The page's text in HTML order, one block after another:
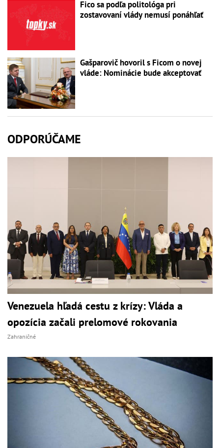
Fico sa podľa politológa pri
zostavovaní vlády nemusí ponáhľať
Gašparovič hovoril s Ficom o novej
vláde: Nominácie bude akceptovať
ODPORÚČAME
Venezuela hľadá cestu z krízy: Vláda a
opozícia začali prelomové rokovania
Zahraničné